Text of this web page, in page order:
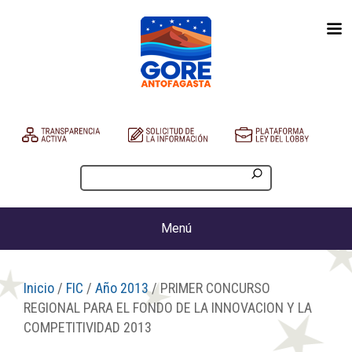
Menú
Inicio / FIC / Año 2013/ PRIMER CONCURSO
REGIONAL PARA EL FONDO DE LA INNOVACION Y LA
COMPETITIVIDAD 2013